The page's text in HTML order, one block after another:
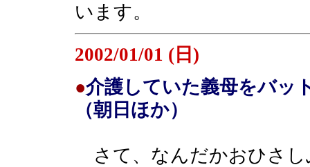
います。
2002/01/01 (日)
●介護していた義母をバッ
（朝日ほか）
さて、なんだかおひさし